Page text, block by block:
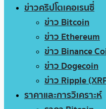
ข่าวคริปโตเคอเรนซี่
ข่าว Bitcoin
ข่าว Ethereum
ข่าว Binance
ข่าว Dogecoin
ข่าว Ripple
ราคาและการวิเคราะห์